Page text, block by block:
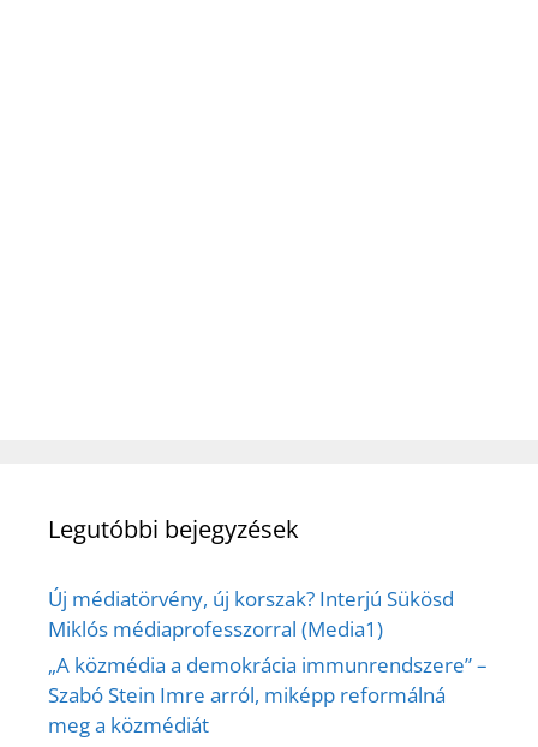
Legutóbbi bejegyzések
Új médiatörvény, új korszak? Interjú Sükösd
Miklós médiaprofesszorral (Media1)
„A közmédia a demokrácia immunrendszere” –
Szabó Stein Imre arról, miképp reformálná
meg a közmédiát